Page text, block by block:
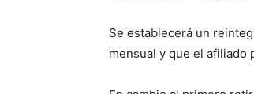
Se establecerá un
mensual y que el afiliado